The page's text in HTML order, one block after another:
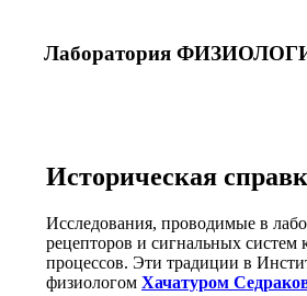
Лаборатория
Историческая
Исследования, проводимые в
рецепторов и сигнальных систем
процессов. Эти традиции в
физиологом Хачатуром